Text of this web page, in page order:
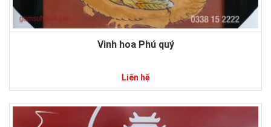
Vinh hoa Phú quý
Liên hệ